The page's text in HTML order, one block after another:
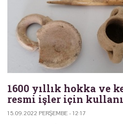
1600 yıllık hokka ve
resmi işler için
15.09.2022 PERŞEMBE - 12:17